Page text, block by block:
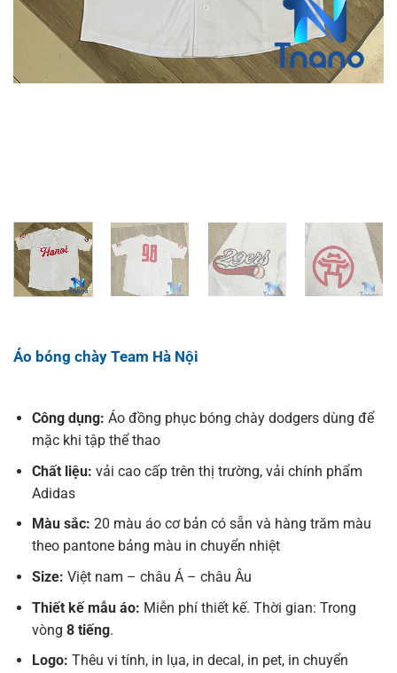
Áo bóng chày Team Hà Nội
Công dụng: Áo đồng phục bóng chày dodgers dùng để
mặc khi tập thể thao
Chất liệu: vải cao cấp trên thị trường, vải chính phẩm
Adidas
Màu sắc: 20 màu áo cơ bản có sẵn và hàng trăm màu
theo pantone bảng màu in chuyển nhiệt
Size: Việt nam – châu Á – châu Âu
Thiết kế mẫu áo: Miễn phí thiết kế. Thời gian: Trong
vòng 8 tiếng.
Logo: Thêu vi tính, in lụa, in decal, in pet, in chuyển